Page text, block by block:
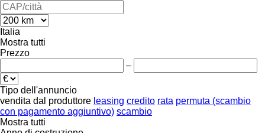
Italia
Mostra tutti
Prezzo
–
Tipo dell'annuncio
vendita dal produttore leasing credito rata permuta (scambio
con pagamento aggiuntivo) scambio
Mostra tutti